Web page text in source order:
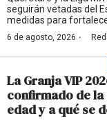
seguirán vetadas del
medidas para
6 de agosto, 2026 ·
La Granja VIP
confirmado de la
edad y a qué se